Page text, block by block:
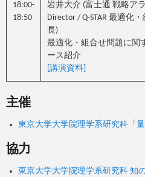
18:00-
18:50
岩井大介 (富士通 戦略ア
Director / Q-STAR 最適化
長)
最適化・組合せ問題に関
ース紹介
[講演資料]
主催
東京大学大学院理学系研究科「
協力
東京大学大学院理学系研究科 知